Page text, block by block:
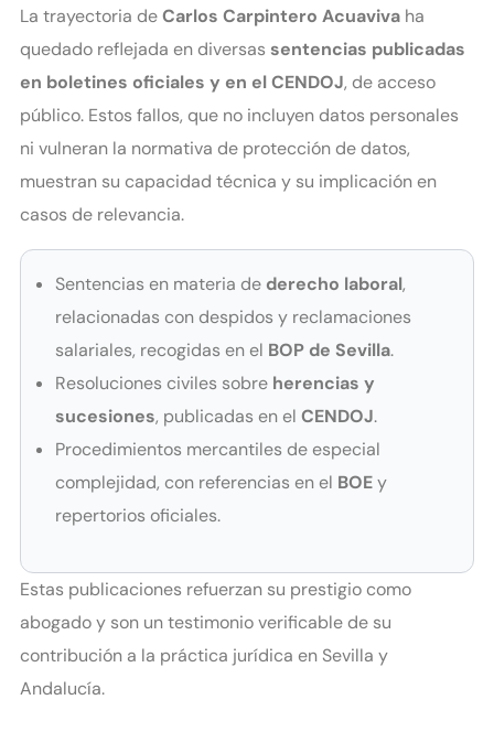
La trayectoria deCarlos Carpintero Acuaviva ha
quedado reflejada en diversas sentencias publicadas
en boletines oficiales y en el CENDOJ, de acceso
público. Estos fallos, que no incluyen datos personales
ni vulneran la normativa de protección de datos,
muestran su capacidad técnica y su implicación en
casos de relevancia.
Sentencias en materia de derecho laboral,
relacionadas con despidos y reclamaciones
salariales, recogidas en el BOP de Sevilla.
Resoluciones civiles sobre herencias y
sucesiones, publicadas en el CENDOJ.
Procedimientos mercantiles de especial
complejidad, con referencias en el BOEy
repertorios oficiales.
Estas publicaciones refuerzan su prestigio como
abogado y son un testimonio verificable de su
contribución a la práctica jurídica en Sevilla y
Andalucía.